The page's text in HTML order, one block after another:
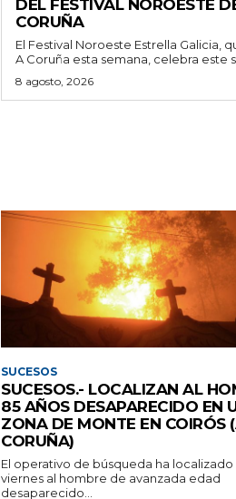
DEL FESTIVAL NOROESTE
CORUÑA
El Festival Noroeste Estrella Galicia,
A Coruña esta semana, celebra este
8 agosto, 2026
SUCESOS
SUCESOS.- LOCALIZAN AL
85 AÑOS DESAPARECIDO EN
ZONA DE MONTE EN COIRÓS
CORUÑA)
El operativo de búsqueda ha localizado
viernes al hombre de avanzada edad
desaparecido...